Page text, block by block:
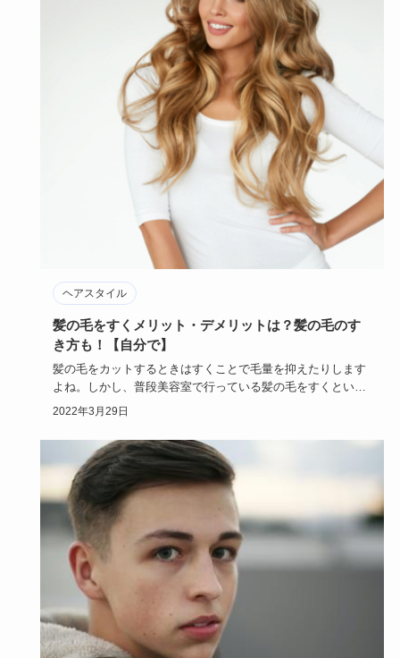
ヘアスタイル
髪の毛をすくメリット・デメリットは？髪の毛のす
き方も！【自分で】
髪の毛をカットするときはすくことで毛量を抑えたりします
よね。しかし、普段美容室で行っている髪の毛をすくという
のは自分ででき…
2022年3月29日